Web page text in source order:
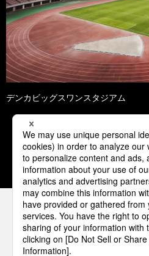
デンカビッグスワンスタジアム
1 2 3
パナソニックの電気設